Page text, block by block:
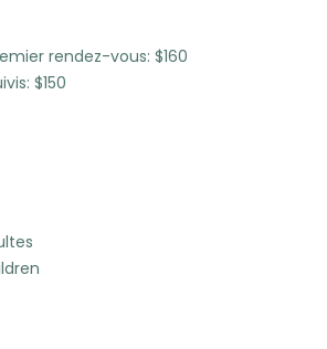
rendez-vous: $160
$150